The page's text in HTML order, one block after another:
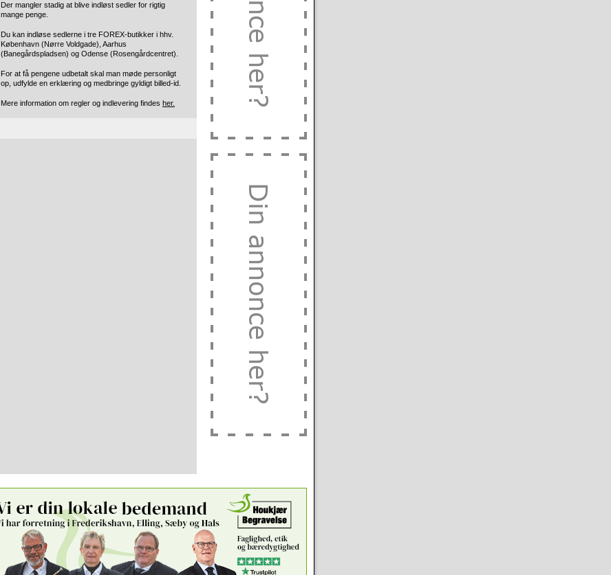
Der mangler stadig at blive indløst sedler for rigtig
mange penge.
Du kan indløse sedlerne i tre FOREX-butikker i hhv.
København (Nørre Voldgade), Aarhus
(Banegårdspladsen) og Odense (Rosengårdcentret).
For at få pengene udbetalt skal man møde personligt
op, udfylde en erklæring og medbringe gyldigt billed-id.
Mere information om regler og indlevering findes her.